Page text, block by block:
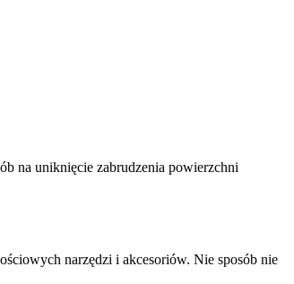
na uniknięcie zabrudzenia powierzchni
narzędzi i akcesoriów. Nie sposób nie